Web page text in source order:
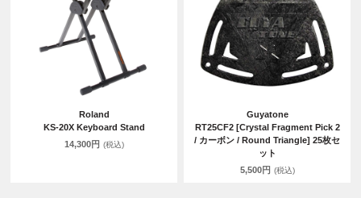
Roland
KS-20X Keyboard Stand
14,300円 (税込)
Guyatone
RT25CF2 [Crystal Fragment Pick 2
/ カーボン / Round Triangle] 25枚セ
ット
5,500円 (税込)